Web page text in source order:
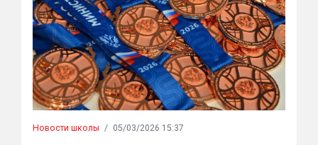
Новости школы / 05/03/2026 15:37